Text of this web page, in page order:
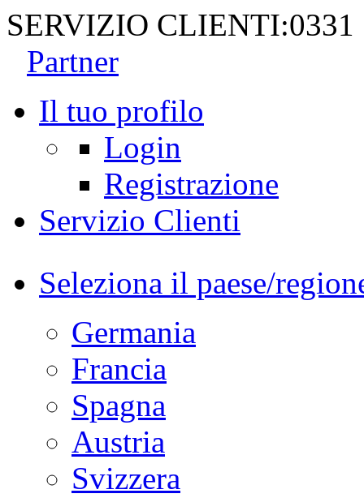
SERVIZIO CLIENTI:0331
Partner
Il tuo profilo
Login
Registrazione
Servizio Clienti
Seleziona il paese/
Germania
Francia
Spagna
Austria
Svizzera